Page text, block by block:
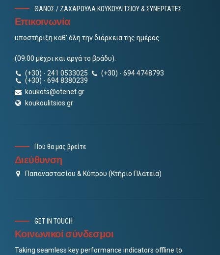
ΘΑΝΟΣ / ΖΑΧΑΡΟΥΛΑ ΚΟΥΚΟΥΛΙΤΣΙΟΥ & ΣΥΝΕΡΓΑΤΕΣ
Επικοινωνία
υποστήριξη καθ’ όλη την διάρκεια της ημέρας
(09:00 μέχρι και αργά το βράδυ).
(+30) - 241 0533025
(+30) - 694 4748793
(+30) - 694 8380239
koukots@otenet.gr
koukoulitsios.gr
Πού θα μας βρείτε
Διεύθυνση
Παπαναστασίου & Κύπρου (Κτήριο Πλατεία)
GET IN TOUCH
Κοινωνικοί σύνδεσμοι
Taking seamless key performance indicators offline to